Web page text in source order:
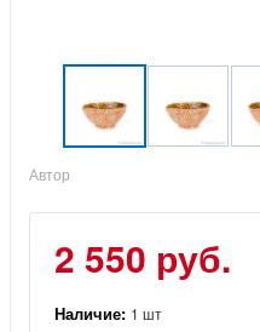
Автор
2 550 руб.
Наличие: 1 шт